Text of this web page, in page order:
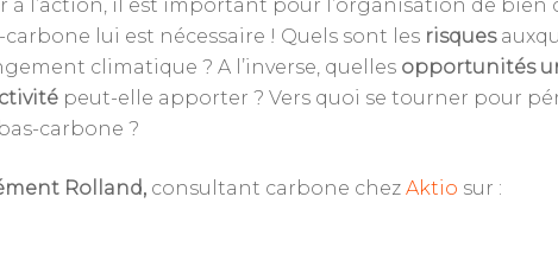
à l’action, il est important pour l’organisation de bien
lui est nécessaire ! Quels sont les risques
climatique ? A l’inverse, quelles opportunités
peut-elle apporter ? Vers quoi se tourner pour
carbone ?
Rolland, consultant carbone chez Aktio sur :